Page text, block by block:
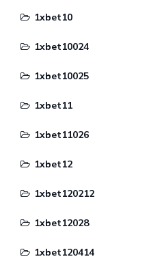
1xbet10
1xbet10024
1xbet10025
1xbet11
1xbet11026
1xbet12
1xbet120212
1xbet12028
1xbet120414